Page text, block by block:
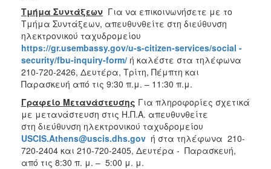
Τμήμα Συντάξεων Για να επικοινωνήσετε με το
Τμήμα Συντάξεων, απευθυνθείτε στη διεύθυνση
ηλεκτρονικού ταχυδρομείου
https://gr.usembassy.gov/u-s-citizen-services/social -
security/fbu-inquiry-form/ ή καλέστε στα τηλέφωνα
210-720-2426, Δευτέρα, Τρίτη, Πέμπτη και
Παρασκευή από τις 9:30 π.μ. – 11:30 π.μ.
Γραφείο Μετανάστευσης Για πληροφορίες σχετικά
με μετανάστευση στις Η.Π.Α. απευθυνθείτε
στη διεύθυνση ηλεκτρονικού ταχυδρομείου
USCIS.Athens@uscis.dhs.gov ή στα τηλέφωνα 210-
720-2404 και 210-720-2405, Δευτέρα - Παρασκευή,
από τις 8:30 π. μ. – 5:00 μ. μ.